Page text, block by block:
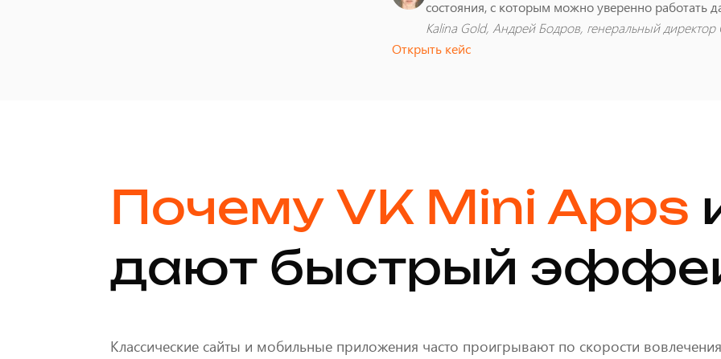
состояния, с которым можно уверенно работать
Kalina Gold, Андрей Бодров, генеральный
Открыть кейс
Почему VK Mini Apps
дают быстрый
Классические сайты и мобильные приложения часто проигрывают по скорости